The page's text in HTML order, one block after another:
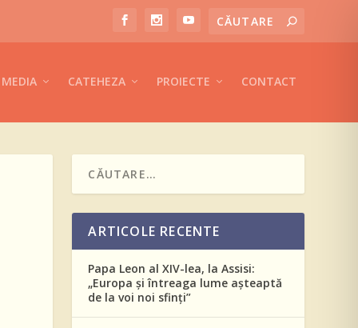
MEDIA CATEHEZA PROIECTE CONTACT
ARTICOLE RECENTE
Papa Leon al XIV-lea, la Assisi:
„Europa și întreaga lume așteaptă
de la voi noi sfinți”